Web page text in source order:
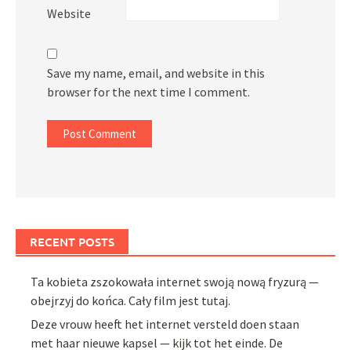
Website
Save my name, email, and website in this
browser for the next time I comment.
RECENT POSTS
Ta kobieta zszokowała internet swoją nową fryzurą —
obejrzyj do końca. Cały film jest tutaj.
Deze vrouw heeft het internet versteld doen staan
met haar nieuwe kapsel — kijk tot het einde. De